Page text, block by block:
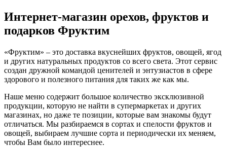
Интернет-магазин орехов, фруктов и
подарков Фруктим
«Фруктим» – это доставка вкуснейших фруктов, овощей, ягод
и других натуральных продуктов со всего света. Этот сервис
создан дружной командой ценителей и энтузиастов в сфере
здорового и полезного питания для таких же как мы.
Наше меню содержит большое количество эксклюзивной
продукции, которую не найти в супермаркетах и других
магазинах, но даже те позиции, которые вам знакомы будут
отличаться. Мы разбираемся в сортах и спелости фруктов и
овощей, выбираем лучшие сорта и периодически их меняем,
чтобы Вам было интереснее.